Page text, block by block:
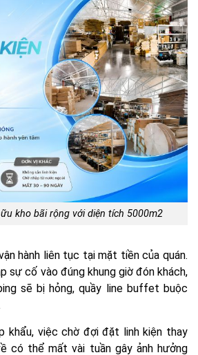
kho bãi rộng với diện tích 5000m2
hành liên tục tại mặt tiền của quán.
sự cố vào đúng khung giờ đón khách,
sẽ bị hỏng, quầy line buffet buộc
khẩu, việc chờ đợi đặt linh kiện thay
có thể mất vài tuần gây ảnh hưởng